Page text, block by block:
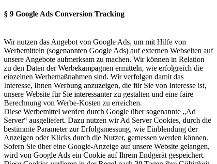
§ 9 Google Ads Conversion Tracking
Wir nutzen das Angebot von Google Ads, um mit Hilfe von
Werbemitteln (sogenannten Google Ads) auf externen Webseiten auf
unsere Angebote aufmerksam zu machen. Wir können in Relation
zu den Daten der Werbekampagnen ermitteln, wie erfolgreich die
einzelnen Werbemaßnahmen sind. Wir verfolgen damit das
Interesse, Ihnen Werbung anzuzeigen, die für Sie von Interesse ist,
unsere Website für Sie interessanter zu gestalten und eine faire
Berechnung von Werbe-Kosten zu erreichen.
Diese Werbemittel werden durch Google über sogenannte „Ad
Server“ ausgeliefert. Dazu nutzen wir Ad Server Cookies, durch die
bestimmte Parameter zur Erfolgsmessung, wie Einblendung der
Anzeigen oder Klicks durch die Nutzer, gemessen werden können.
Sofern Sie über eine Google-Anzeige auf unsere Website gelangen,
wird von Google Ads ein Cookie auf Ihrem Endgerät gespeichert.